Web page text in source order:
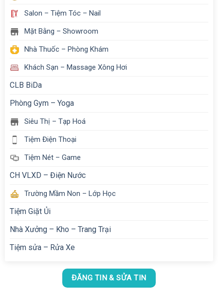
Salon – Tiệm Tóc – Nail
Mặt Bằng – Showroom
Nhà Thuốc – Phòng Khám
Khách Sạn – Massage Xông Hơi
CLB BiDa
Phòng Gym – Yoga
Siêu Thị – Tạp Hoá
Tiệm Điện Thoại
Tiệm Nét – Game
CH VLXD – Điện Nước
Trường Mầm Non – Lớp Học
Tiệm Giặt Ủi
Nhà Xưởng – Kho – Trang Trại
Tiệm sửa – Rửa Xe
ĐĂNG TIN & SỬA TIN